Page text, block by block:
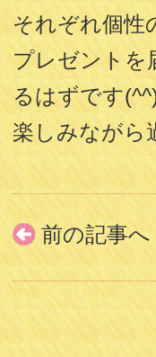
それぞれ個性
プレゼントを
るはずです
楽しみながら
前の記事へ